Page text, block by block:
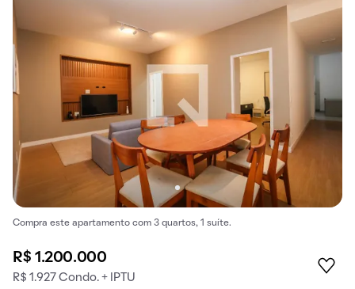
Compra este apartamento com 3 quartos, 1 suíte.
R$ 1.200.000
R$ 1.927 Condo. + IPTU